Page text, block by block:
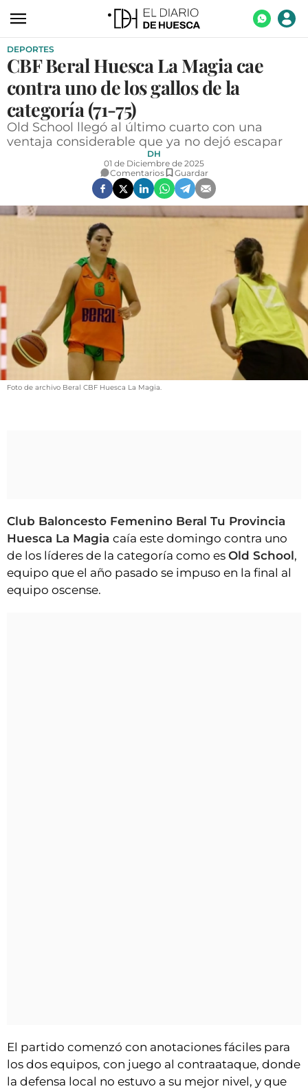
ACTUALIDAD
ECONOMÍA
TECNOLOGÍA
TURISMO
CULTURA
CONTACTAR
FIESTAS EN EL ALTO ARAGÓN
FIESTAS DE SAN LORENZO
CLUB DEL AMIGO MILITANTE
INICIAR SESIÓN
DEPORTES
CBF Beral Huesca La Magia cae
contra uno de los gallos de la
categoría (71-75)
Old School llegó al último cuarto con una
ventaja considerable que ya no dejó escapar
DH
01 de Diciembre de 2025
Comentarios
Guardar
Foto de archivo Beral CBF Huesca La Magia.
Club Baloncesto Femenino Beral Tu Provincia
Huesca La Magia caía este domingo contra uno
de los líderes de la categoría como es Old School,
equipo que el año pasado se impuso en la final al
equipo oscense.
El partido comenzó con anotaciones fáciles para
los dos equipos, con juego al contraataque, donde
la defensa local no estuvo a su mejor nivel, y que